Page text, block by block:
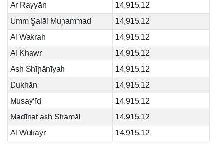
Ar Rayyān
14,915.12
Umm Şalāl Muḩammad
14,915.12
Al Wakrah
14,915.12
Al Khawr
14,915.12
Ash Shīḩānīyah
14,915.12
Dukhān
14,915.12
Musay‘īd
14,915.12
Madīnat ash Shamāl
14,915.12
Al Wukayr
14,915.12